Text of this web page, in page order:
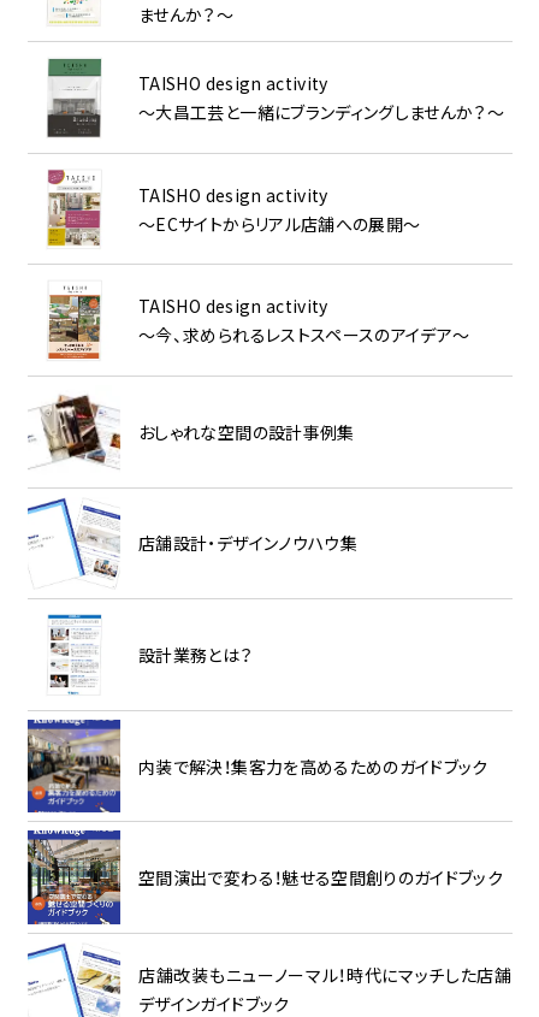
ませんか？～
TAISHO design activity
～大昌工芸と一緒にブランディングしませんか？～
TAISHO design activity
～ECサイトからリアル店舗への展開～
TAISHO design activity
～今、求められるレストスペースのアイデア～
おしゃれな空間の設計事例集
店舗設計・デザインノウハウ集
設計業務とは？
内装で解決！集客力を高めるためのガイドブック
空間演出で変わる！魅せる空間創りのガイドブック
店舗改装もニューノーマル！時代にマッチした店舗
デザインガイドブック